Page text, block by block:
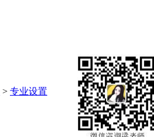
> 专业设置